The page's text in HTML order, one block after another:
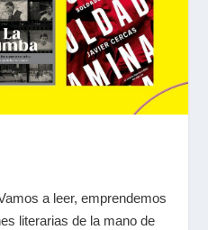
a leer, emprendemos
literarias de la mano de